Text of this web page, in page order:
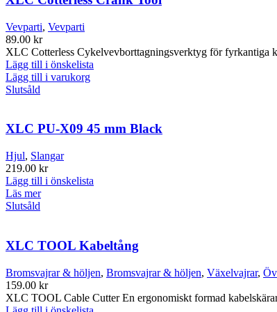
Vevparti, Vevparti
89.00 kr
XLC Cotterless Cykelvevborttagningsverktyg för fyrkantiga
Lägg till i önskelista
Lägg till i varukorg
Slutsåld
XLC PU-X09 45 mm Black
Hjul, Slangar
219.00 kr
Lägg till i önskelista
Läs mer
Slutsåld
XLC TOOL Kabeltång
Bromsvajrar & höljen, Bromsvajrar & höljen, Växelvajrar,
159.00 kr
XLC TOOL Cable Cutter En ergonomiskt formad